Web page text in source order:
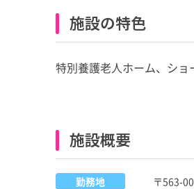
施設の特色
特別養護老人ホーム、ショ
施設概要
勤務地 〒563-